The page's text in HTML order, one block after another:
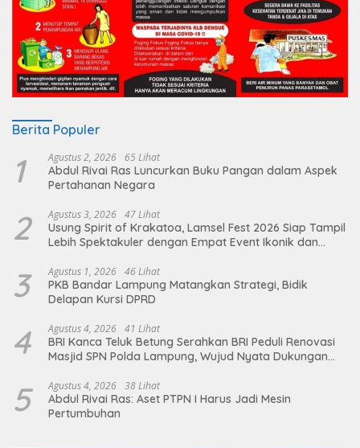
Berita Populer
1 Agustus 2, 2026 65 Lihat
Abdul Rivai Ras Luncurkan Buku Pangan dalam Aspek
Pertahanan Negara
2 Agustus 3, 2026 47 Lihat
Usung Spirit of Krakatoa, Lamsel Fest 2026 Siap Tampil
Lebih Spektakuler dengan Empat Event Ikonik dan
3 Agustus 1, 2026 46 Lihat
PKB Bandar Lampung Matangkan Strategi, Bidik
Delapan Kursi DPRD
4 Agustus 4, 2026 41 Lihat
BRI Kanca Teluk Betung Serahkan BRI Peduli Renovasi
Masjid SPN Polda Lampung, Wujud Nyata Dukungan
5 Agustus 4, 2026 38 Lihat
Abdul Rivai Ras: Aset PTPN I Harus Jadi Mesin
Pertumbuhan